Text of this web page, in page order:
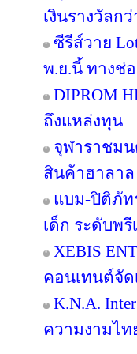
เงินรางวัลก
ซีรีส์วาย
พ.ย.นี้ ทางช่อ
DIPROM
ถึงแหล่งทุน
จุฬาราชมน
สินค้าฮาลา
แบม-ปิติภัท
เด็ก ระดับพ
XEBIS
คอนเทนต์จัด
K.N.A.
ความงามไท